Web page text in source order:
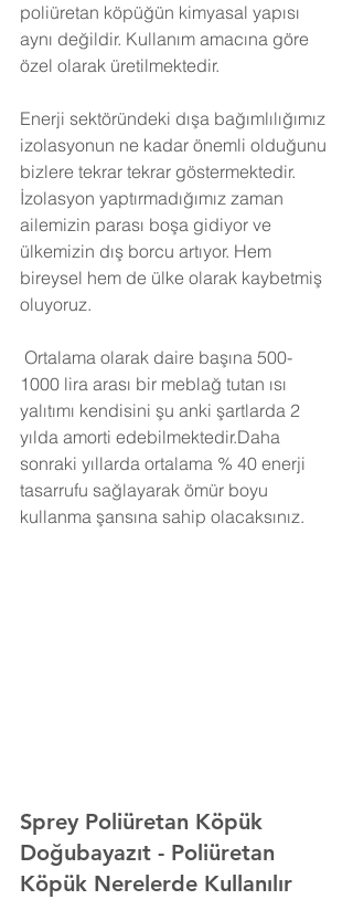
poliüretan köpüğün kimyasal yapısı
aynı değildir. Kullanım amacına göre
özel olarak üretilmektedir.
Enerji sektöründeki dışa bağımlılığımız
izolasyonun ne kadar önemli olduğunu
bizlere tekrar tekrar göstermektedir.
İzolasyon yaptırmadığımız zaman
ailemizin parası boşa gidiyor ve
ülkemizin dış borcu artıyor. Hem
bireysel hem de ülke olarak kaybetmiş
oluyoruz.
Ortalama olarak daire başına 500-
1000 lira arası bir meblağ tutan ısı
yalıtımı kendisini şu anki şartlarda 2
yılda amorti edebilmektedir.Daha
sonraki yıllarda ortalama % 40 enerji
tasarrufu sağlayarak ömür boyu
kullanma şansına sahip olacaksınız.
Sprey Poliüretan Köpük
Doğubayazıt - Poliüretan
Köpük Nerelerde Kullanılır